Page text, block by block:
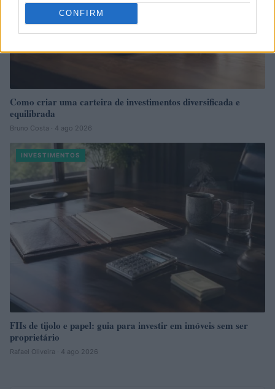
CONFIRM
Como criar uma carteira de investimentos diversificada e
equilibrada
Bruno Costa · 4 ago 2026
INVESTIMENTOS
FIIs de tijolo e papel: guia para investir em imóveis sem ser
proprietário
Rafael Oliveira · 4 ago 2026